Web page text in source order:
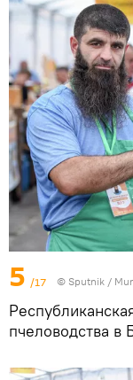
5 /17 © Sputnik /
пчеловодства в